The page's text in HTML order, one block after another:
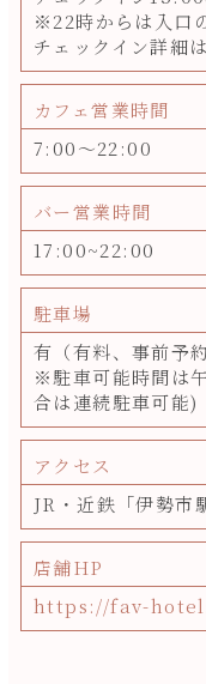
※22時からは入口
チェックイン詳細
カフェ営業時間
7:00～22:00
バー営業時間
17:00~22:00
駐車場
有（有料、事前予
※駐車可能時間は
合は連続駐車可能)
アクセス
JR・近鉄「伊勢市
店舗HP
https://fav-